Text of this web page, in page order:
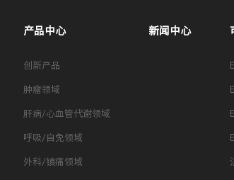
产品中心
创新产品
肿瘤领域
肝病/心血管代谢领域
呼吸/自免领域
外科/镇痛领域
新闻中心